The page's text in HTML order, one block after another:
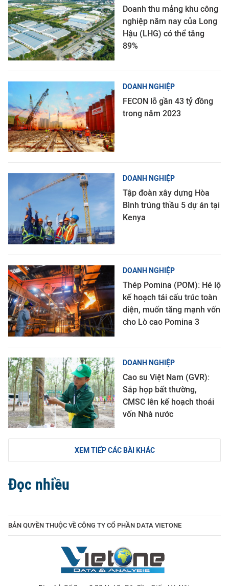
Doanh thu mảng khu công
nghiệp năm nay của Long
Hậu (LHG) có thể tăng
89%
DOANH NGHIỆP
FECON lỗ gần 43 tỷ đồng
trong năm 2023
DOANH NGHIỆP
Tập đoàn xây dựng Hòa
Bình trúng thầu 5 dự án tại
Kenya
DOANH NGHIỆP
Thép Pomina (POM): Hé lộ
kế hoạch tái cấu trúc toàn
diện, muốn tăng mạnh vốn
cho Lò cao Pomina 3
DOANH NGHIỆP
Cao su Việt Nam (GVR):
Sắp họp bất thường,
CMSC lên kế hoạch thoái
vốn Nhà nước
XEM TIẾP CÁC BÀI KHÁC
Đọc nhiều
BẢN QUYỀN THUỘC VỀ CÔNG TY CỔ PHẦN DATA VIETONE